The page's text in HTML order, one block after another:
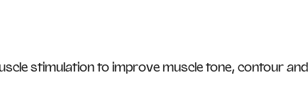
stimulation to improve muscle tone, contour and